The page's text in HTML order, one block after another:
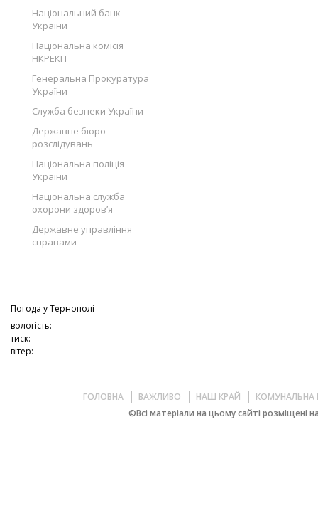
Національний банк
України
Національна комісія
НКРЕКП
Генеральна Прокуратура
України
Служба безпеки України
Державне бюро
розслідувань
Національна поліція
України
Національна служба
охорони здоров’я
Державне управління
справами
Погода уТернополі
вологість:
тиск:
вітер:
ГОЛОВНА ВАЖЛИВО НАШ КРАЙ
КОМУНАЛЬНА
©Всі матеріали на цьому сайті розміщені